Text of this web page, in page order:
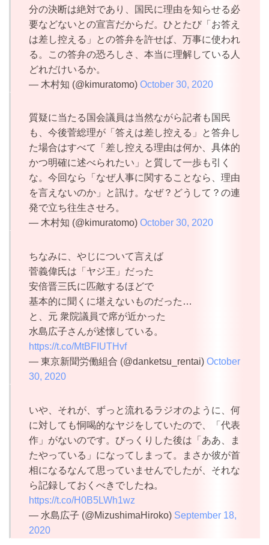
分の決断は絶対であり、国民に理由を知らせる必
要などないとの宣言だからだ。ひとたび「お答え
は差し控える」との答弁を許せば、万事に使われ
る。この答弁の恐ろしさ、本当に理解している人
どれだけいるか。
— 木村知 (@kimuratomo) October 30, 2020
質疑に当たる国会議員は当然ながら記者も国民
も、今後菅総理が「答えは差し控える」と答弁し
た場合はすべて「差し控える理由は何か、具体的
かつ明確に述べられたい」と質して一歩も引く
な。今回なら「なぜ人事に関することなら、理由
を言えないのか」と訊け。なぜ？どうして？の連
発で立ち往生させろ。
— 木村知 (@kimuratomo) October 30, 2020
ちなみに、やじについて言えば
菅義偉氏は「ヤジ王」だった
安倍晋三氏に匹敵するほどで
基本的に聞くに堪えないものだった…
と、元 衆院議員で席が近かった
水島広子さんが述懐している。
https://t.co/MtBFIUTHvf
— 東京新聞労働組合 (@danketsu_rentai) October
30, 2020
いや、それが、ずっと流れるラジオのように、何
に対しても恫喝的なヤジをしていたので、「代表
作」がないのです。びっくりした後は「ああ、ま
たやっている」になってしまって。まさか彼が首
相になるなんて思っていませんでしたが、それな
ら記録しておくべきでしたね。
https://t.co/H0B5LWh1wz
— 水島広子 (@MizushimaHiroko) September 18,
2020